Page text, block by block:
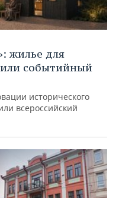
жилье для
событийный
исторического
всероссийский